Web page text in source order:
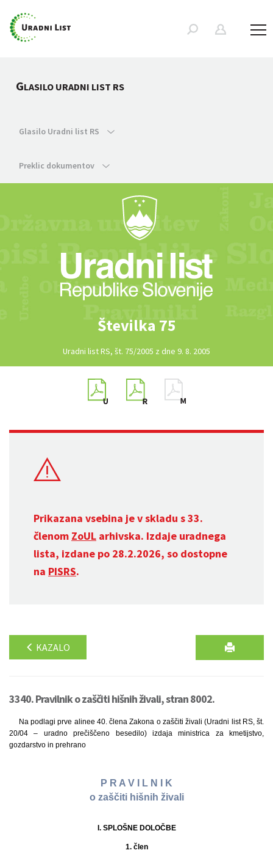
GLASILO URADNI LIST RS
Glasilo Uradni list RS
Preklic dokumentov
Številka 75
Uradni list RS, št. 75/2005 z dne 9. 8. 2005
Prikazana vsebina je v skladu s 33.
členom ZoUL arhivska. Izdaje uradnega
lista, izdane po 28.2.2026, so dostopne
na PISRS.
KAZALO
3340. Pravilnik o zaščiti hišnih živali, stran 8002.
Na podlagi prve alinee 40. člena Zakona o zaščiti živali (Uradni list RS, št.
20/04 – uradno prečiščeno besedilo) izdaja ministrica za kmetijstvo,
gozdarstvo in prehrano
P R A V I L N I K
o zaščiti hišnih živali
I. SPLOŠNE DOLOČBE
1. člen